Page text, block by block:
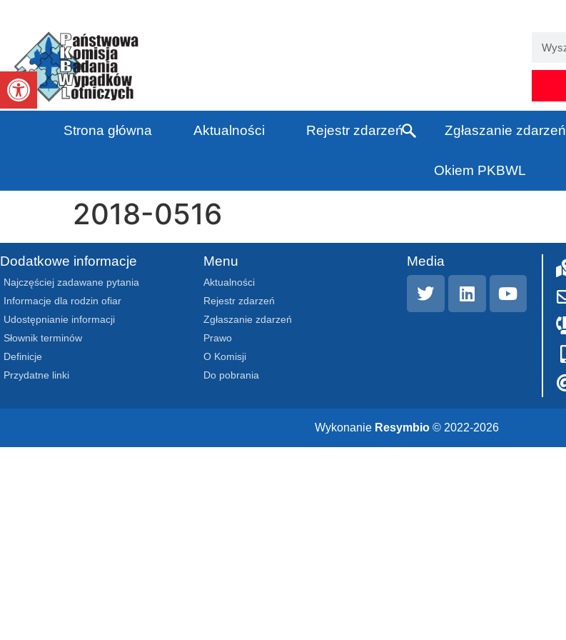
Otwórz pasek narzędzi
Strona główna Aktualności Rejestr zdarzeń Zgłaszanie zdarzeń
Okiem PKBWL
2018-0516
Dodatkowe informacje
Najczęściej zadawane pytania
Informacje dla rodzin ofiar
Udostępnianie informacji
Słownik terminów
Definicje
Przydatne linki
Menu
Aktualności
Rejestr zdarzeń
Zgłaszanie zdarzeń
Prawo
O Komisji
Do pobrania
Media
Wykonanie Resymbio © 2022-2026